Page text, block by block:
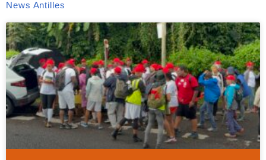
News Antilles